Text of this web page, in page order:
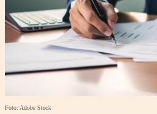
Foto: Adobe Stock